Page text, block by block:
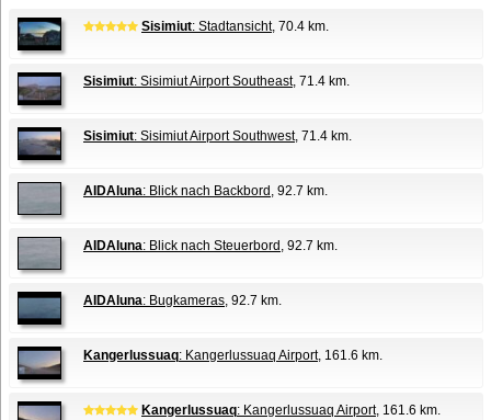
Sisimiut: Stadtansicht, 70.4 km.
Sisimiut: Sisimiut Airport Southeast, 71.4 km.
Sisimiut: Sisimiut Airport Southwest, 71.4 km.
AIDAluna: Blick nach Backbord , 92.7 km.
AIDAluna: Blick nach Steuerbord , 92.7 km.
AIDAluna: Bugkameras, 92.7 km.
Kangerlussuaq: Kangerlussuaq Airport, 161.6 km.
Kangerlussuaq: Kangerlussuaq Airport, 161.6 km.